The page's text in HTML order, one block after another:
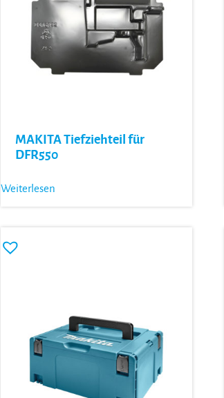
MAKITA Tiefziehteil für
DFR550
Weiterlesen